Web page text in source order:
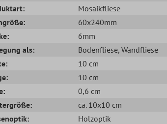
Mosaikfliese
60x240mm
6mm
als:
Bodenfliese, Wandfliese
10 cm
10 cm
0,6 cm
ca. 10x10 cm
Holzoptik